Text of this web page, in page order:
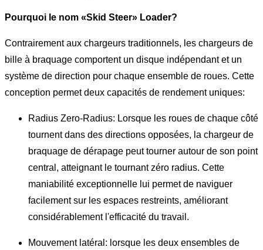
Pourquoi le nom «Skid Steer» Loader?
Contrairement aux chargeurs traditionnels, les chargeurs de
bille à braquage comportent un disque indépendant et un
système de direction pour chaque ensemble de roues. Cette
conception permet deux capacités de rendement uniques:
Radius Zero-Radius: Lorsque les roues de chaque côté
tournent dans des directions opposées, la chargeur de
braquage de dérapage peut tourner autour de son point
central, atteignant le tournant zéro radius. Cette
maniabilité exceptionnelle lui permet de naviguer
facilement sur les espaces restreints, améliorant
considérablement l'efficacité du travail.
Mouvement latéral: lorsque les deux ensembles de